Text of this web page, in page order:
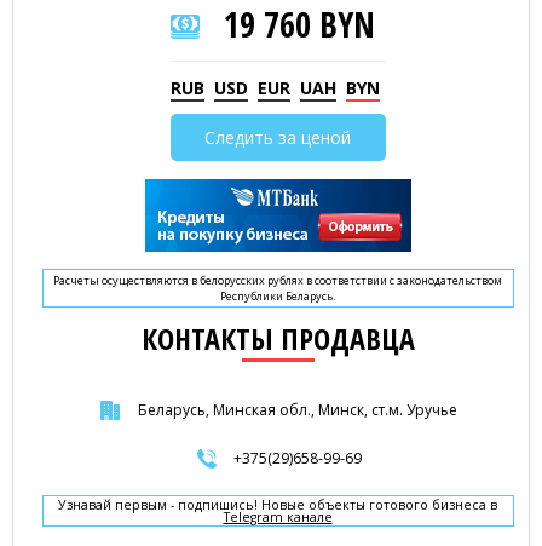
19 760 BYN
RUB USD EUR UAH BYN
Следить за ценой
Расчеты осуществляются в белорусских рублях в соответствии с законодательством
Республики Беларусь.
КОНТАКТЫ ПРОДАВЦА
Беларусь, Минская обл., Минск, ст.м. Уручье
+375(29)658-99-69
Узнавай первым - подпишись! Новые объекты готового бизнеса в
Telegram канале